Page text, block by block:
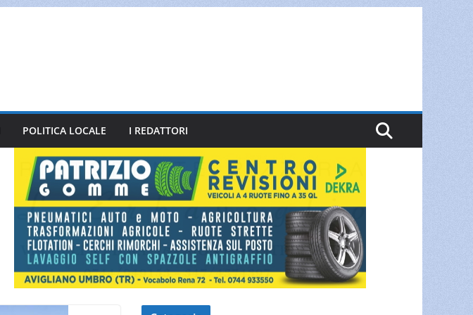
POLITICA LOCALE I REDATTORI